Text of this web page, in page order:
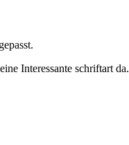
Interessante schriftart da.